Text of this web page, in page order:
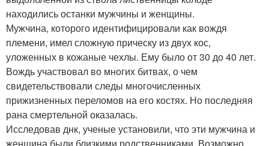
находились останки мужчины и женщины.
Мужчина, которого идентифицировали как вождя
племени, имел сложную прическу из двух кос,
уложенных в кожаные чехлы. Ему было от 30 до 40 лет.
Вождь участвовал во многих битвах, о чем
свидетельствовали следы многочисленных
прижизненных переломов на его костях. Но последняя
рана смертельной оказалась.
Исследовав днк, ученые установили, что эти мужчина и